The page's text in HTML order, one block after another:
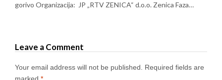
gorivo Organizacija: JP „RTV ZENICA“ d.o.o. Zenica Faza…
Leave a Comment
Your email address will not be published.
Required fields are